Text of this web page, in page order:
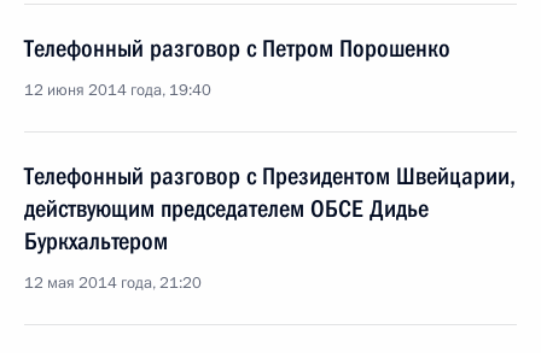
Телефонный разговор с Петром Порошенко
12 июня 2014 года, 19:40
Телефонный разговор с Президентом Швейцарии,
действующим председателем ОБСЕ Дидье
Буркхальтером
12 мая 2014 года, 21:20